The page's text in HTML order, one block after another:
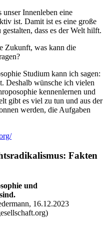
Innenleben eine
ist. Damit ist es eine große
dass es der Welt hilft.
Zukunft, was kann die
Studium kann ich sagen:
Deshalb wünsche ich vielen
kennenlernen und
gibt es viel zu tun und aus der
werden, die Aufgaben
Fakten
und
16.12.2023
)